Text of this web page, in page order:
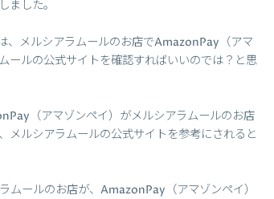
した。
、メルシアラムールのお店でAmazonPay（アマ
ールの公式サイトを確認すればいいのでは？と思
（アマゾンペイ）がメルシアラムールのお店
メルシアラムールの公式サイトを参考にされると
ムールのお店が、AmazonPay（アマゾンペイ）